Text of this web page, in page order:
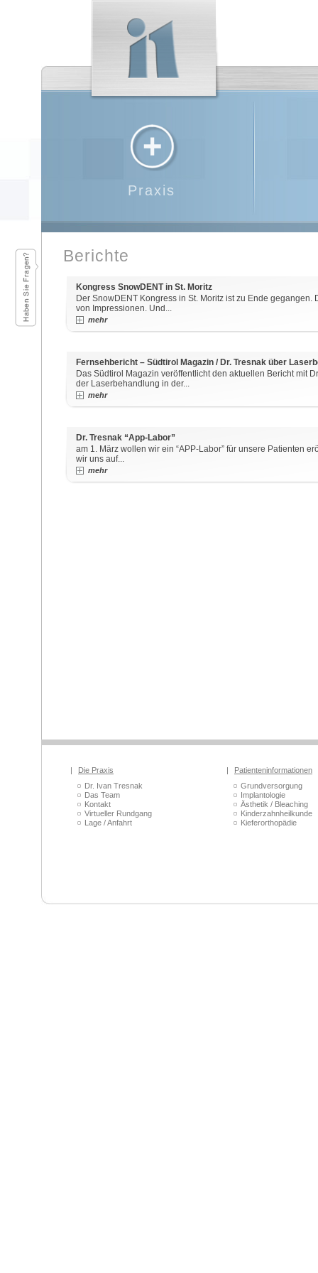
Praxis
Berichte
Kongress SnowDENT in St. Moritz
Der SnowDENT Kongress in St. Moritz ist zu Ende gegangen.
von Impressionen. Und...
mehr
Fernsehbericht – Südtirol Magazin / Dr. Tresnak über
Das Südtirol Magazin veröffentlicht den aktuellen Bericht mit
der Laserbehandlung in der...
mehr
Dr. Tresnak “App-Labor”
am 1. März wollen wir ein “APP-Labor” für unsere Patienten
wir uns auf...
mehr
|
Die Praxis
Dr. Ivan Tresnak
Das Team
Kontakt
Virtueller Rundgang
Lage / Anfahrt
|
Patienteninformationen
Grundversorgung
Implantologie
Ästhetik / Bleaching
Kinderzahnheilkunde
Kieferorthopädie